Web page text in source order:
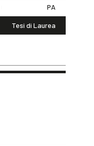
PA
Tesi di Laurea